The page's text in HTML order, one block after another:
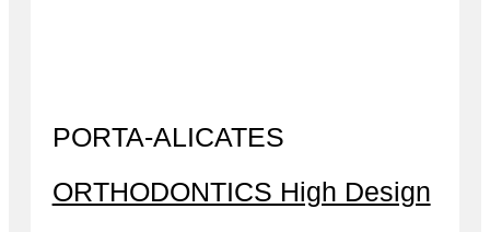
PORTA-ALICATES
ORTHODONTICS High Design